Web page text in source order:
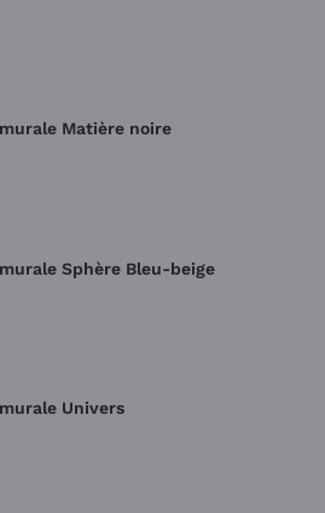
Matière noire
Sphère Bleu-beige
Univers